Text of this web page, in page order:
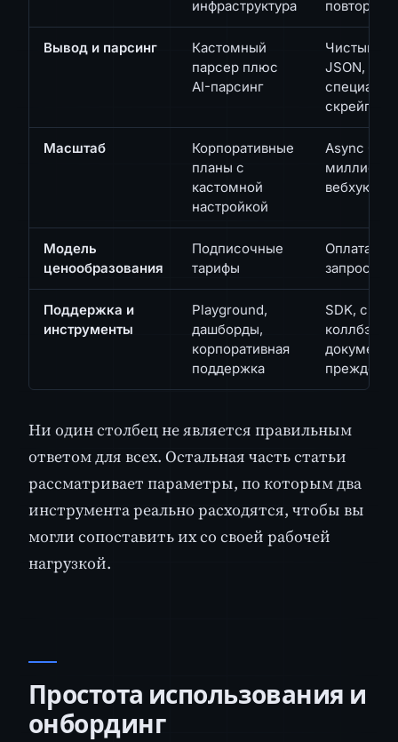
инфраструктура
повторы
Вывод и парсинг
Кастомный
парсер плюс
AI-парсинг
Чистый
JSON,
скрейперы
Масштаб
Корпоративные
планы с
кастомной
настройкой
Async
миллионы
вебхуки
Модель
ценообразования
Подписочные
тарифы
Оплата за
запрос
Поддержка и
инструменты
Playground,
дашборды,
корпоративная
поддержка
SDK, curl,
коллбэки,
прежде
Ни один столбец не является правильным
ответом для всех. Остальная часть статьи
рассматривает параметры, по которым два
инструмента реально расходятся, чтобы вы
могли сопоставить их со своей рабочей
нагрузкой.
Простота использования и
онбординг